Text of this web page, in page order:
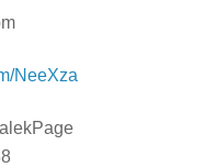
NeeXza